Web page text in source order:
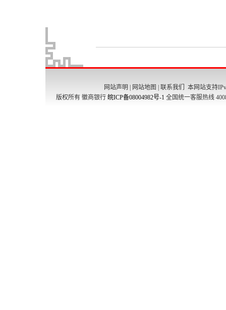
网站声明 网站地图 联系我们
本网站支持
版权所有 徽商银行 皖ICP备08004982号-1 全国统一客服热线